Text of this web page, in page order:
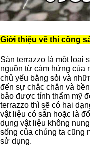
Giới thiệu về thi công
Sàn terrazzo là một loại
nguồn từ cảm hứng của
chủ yếu bằng sỏi và
đến sự chắc chắn và
bảo được tính thẩm mỹ
terrazzo thì sẽ có hai
vật liệu có sẵn hoặc là
dụng vật liệu không
sống của chúng ta cũng
sử dụng.